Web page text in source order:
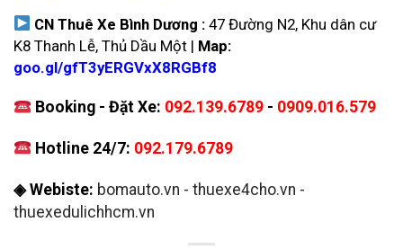
CN Thuê Xe Bình Dương :47 Đường N2, Khu dân cư
K8 Thanh Lễ, Thủ Dầu Một | Map:
goo.gl/gfT3yERGVxX8RGBf8
Booking - Đặt Xe: 092.139.6789 - 0909.016.579
Hotline 24/7: 092.179.6789
◈ Webiste: bomauto.vn - thuexe4cho.vn -
thuexedulichhcm.vn